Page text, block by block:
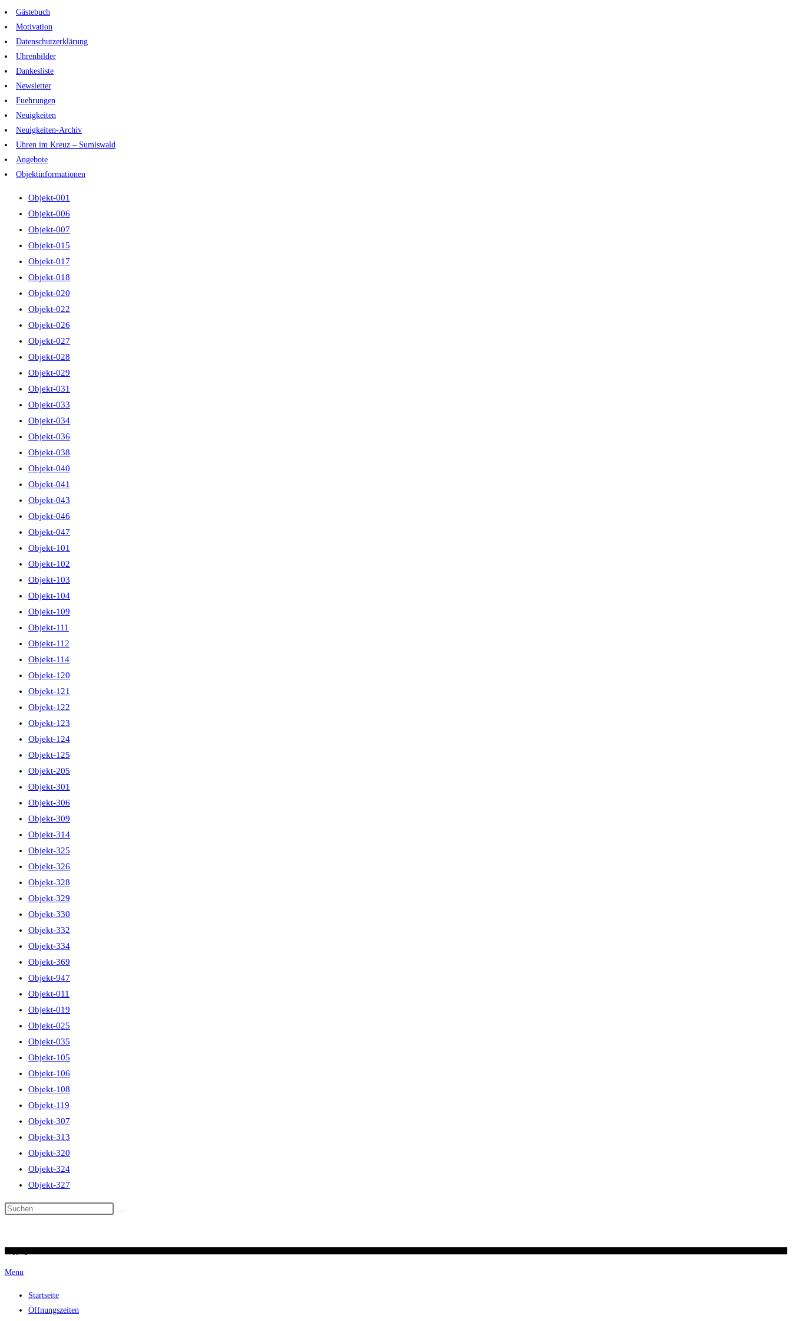
Zum
Inhalt
springen
Gästebuch
Motivation
Datenschutzerklärung
Uhrenbilder
Dankesliste
Newsletter
Fuehrungen
Neuigkeiten
Neuigkeiten-Archiv
Uhren im Kreuz – Sumiswald
Angebote
Objektinformationen
Objekt-001
Objekt-006
Objekt-007
Objekt-015
Objekt-017
Objekt-018
Objekt-020
Objekt-022
Objekt-026
Objekt-027
Objekt-028
Objekt-029
Objekt-031
Objekt-033
Objekt-034
Objekt-036
Objekt-038
Objekt-040
Objekt-041
Objekt-043
Objekt-046
Objekt-047
Objekt-101
Objekt-102
Objekt-103
Objekt-104
Objekt-109
Objekt-111
Objekt-112
Objekt-114
Objekt-120
Objekt-121
Objekt-122
Objekt-123
Objekt-124
Objekt-125
Objekt-205
Objekt-301
Objekt-306
Objekt-309
Objekt-314
Objekt-325
Objekt-326
Objekt-328
Objekt-329
Objekt-330
Objekt-332
Objekt-334
Objekt-369
Objekt-947
Objekt-011
Objekt-019
Objekt-025
Objekt-035
Objekt-105
Objekt-106
Objekt-108
Objekt-119
Objekt-307
Objekt-313
Objekt-320
Objekt-324
Objekt-327
Diese
Menu
Startseite
Öffnungszeiten